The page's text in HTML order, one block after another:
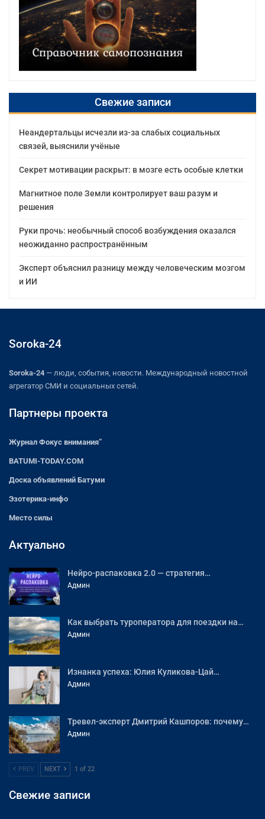
Свежие записи
Неандертальцы исчезли из-за слабых социальных
связей, выяснили учёные
Секрет мотивации раскрыт: в мозге есть особые клетки
Магнитное поле Земли контролирует ваш разум и
решения
Руки прочь: необычный способ возбуждения оказался
неожиданно распространённым
Эксперт объяснил разницу между человеческим мозгом
и ИИ
Soroka-24
Soroka-24 — люди, события, новости. Международный новостной
агрегатор СМИ и социальных сетей.
Партнеры проекта
Журнал Фокус внимания”
BATUMI-TODAY.COM
Доска объявлений Батуми
Эзотерика-инфо
Место силы
Актуально
Нейро-распаковка 2.0 — стратегия…
Админ
Как выбрать туроператора для поездки на…
Админ
Изнанка успеха: Юлия Куликова-Цай…
Админ
Тревел-эксперт Дмитрий Кашпоров: почему…
Админ
PREV NEXT 1 of 22
Свежие записи